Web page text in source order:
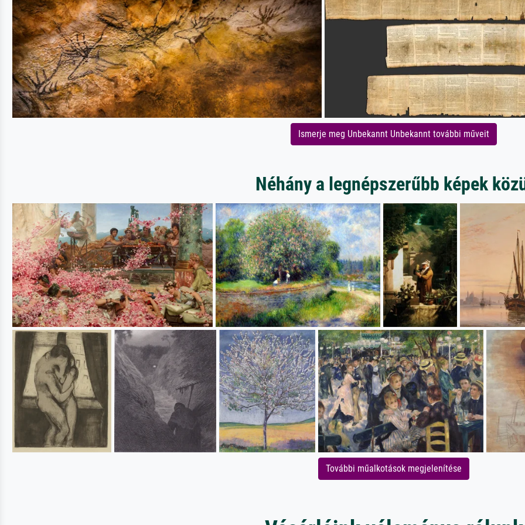
Ismerje meg Unbekannt Unbekannt további műveit
Néhány a legnépszerűbb képek
További műalkotások megjelenítése